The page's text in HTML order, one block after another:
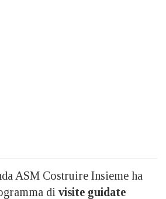
ASM Costruire Insieme ha
di visite guidate